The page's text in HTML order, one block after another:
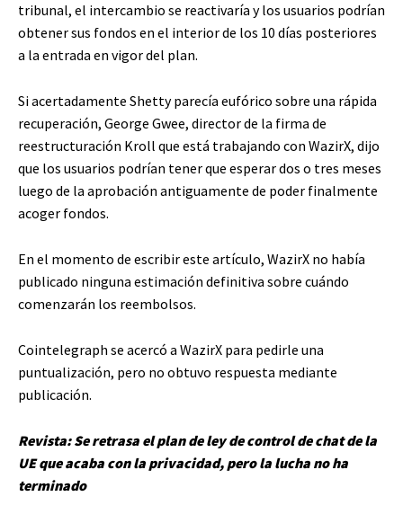
tribunal, el intercambio se reactivaría y los usuarios podrían
obtener sus fondos en el interior de los 10 días posteriores
a la entrada en vigor del plan.
Si acertadamente Shetty parecía eufórico sobre una rápida
recuperación, George Gwee, director de la firma de
reestructuración Kroll que está trabajando con WazirX, dijo
que los usuarios podrían tener que esperar dos o tres meses
luego de la aprobación antiguamente de poder finalmente
acoger fondos.
En el momento de escribir este artículo, WazirX no había
publicado ninguna estimación definitiva sobre cuándo
comenzarán los reembolsos.
Cointelegraph se acercó a WazirX para pedirle una
puntualización, pero no obtuvo respuesta mediante
publicación.
Revista:Se retrasa el plan de ley de control de chat de la
UE que acaba con la privacidad, pero la lucha no ha
terminado